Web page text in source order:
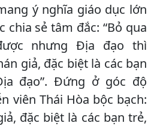
ý nghĩa giáo dục lớn
chia sẻ tâm đắc: “Bỏ qua
nhưng Địa đạo thì
giả, đặc biệt là các bạn
đạo”. Đứng ở góc độ
viên Thái Hòa bộc bạch:
đặc biệt là các bạn trẻ,